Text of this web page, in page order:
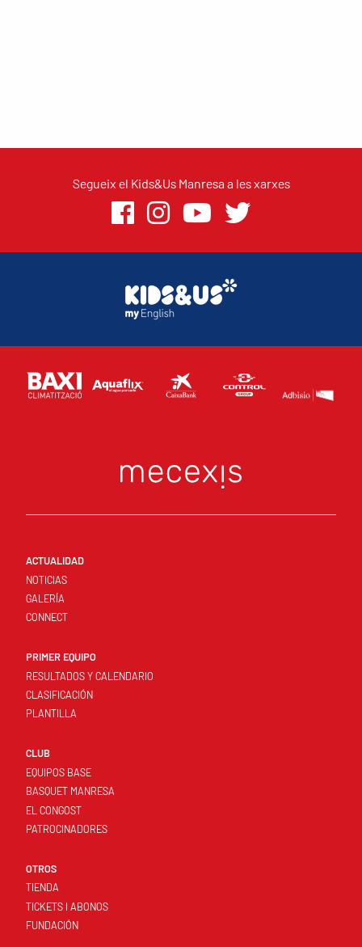
Segueix el Kids&Us Manresa a les xarxes
ACTUALIDAD
NOTICIAS
GALERÍA
CONNECT
PRIMER EQUIPO
RESULTADOS Y CALENDARIO
CLASIFICACIÓN
PLANTILLA
CLUB
EQUIPOS BASE
BASQUET MANRESA
EL CONGOST
PATROCINADORES
OTROS
TIENDA
TICKETS I ABONOS
FUNDACIÓN